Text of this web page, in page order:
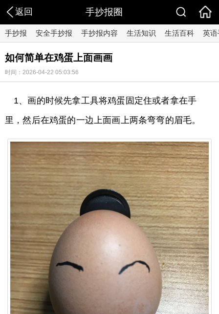
返回 手抄报圈
手抄报 安全手抄报 手抄报内容 生活知识 生活百科 英
如何简单在鸡蛋上面画画
时间：2026-04-22 05:03:56
1、画的时候先拿工具将鸡蛋固定住或者拿在手
里，然后在鸡蛋的一边上面画上两条弯弯的眉毛。